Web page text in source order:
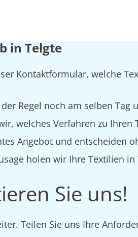
in Telgte
Kontaktformular, welche
Regel noch am selben Tag
welches Verfahren zu Ihren
Angebot und entscheiden
holen wir Ihre Textilien
Sie uns!
Teilen Sie uns Ihre